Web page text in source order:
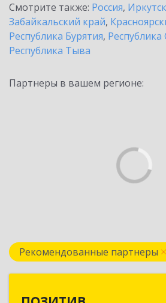
Смотрите также: Россия,
Забайкальский край,
Республика Бурятия, Республика
Республика Тыва
Партнеры в вашем регионе:
Рекомендованные партнеры